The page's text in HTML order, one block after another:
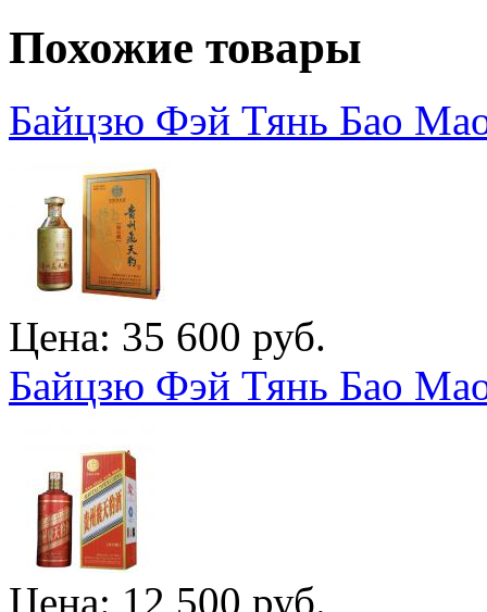
Похожие товары
Байцзю Фэй Тянь Бао
Цена: 35 600 руб.
Байцзю Фэй Тянь Бао
Цена: 12 500 руб.